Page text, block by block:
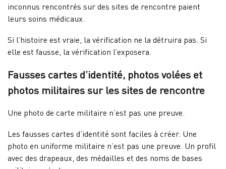
inconnus rencontrés sur des sites de rencontre paient
leurs soins médicaux.
Si l’histoire est vraie, la vérification ne la détruira pas. Si
elle est fausse, la vérification l’exposera.
Fausses cartes d’identité, photos volées et
photos militaires sur les sites de rencontre
Une photo de carte militaire n’est pas une preuve.
Les fausses cartes d’identité sont faciles à créer. Une
photo en uniforme militaire n’est pas une preuve. Un profil
avec des drapeaux, des médailles et des noms de bases